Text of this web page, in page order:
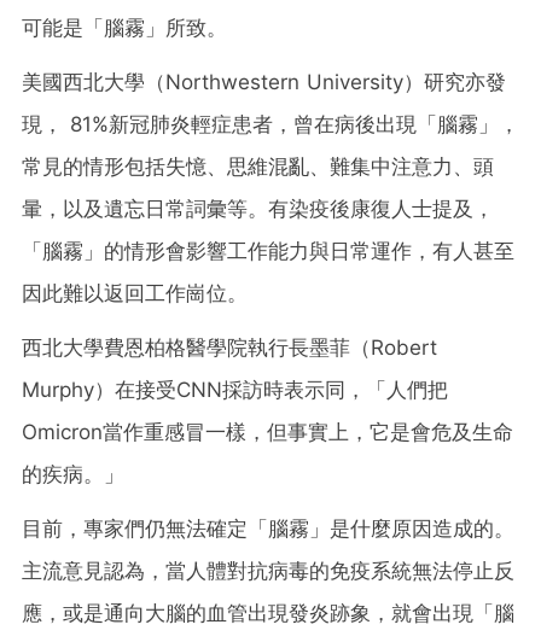
可能是「腦霧」所致。
美國西北大學（Northwestern University）研究亦發
現， 81%新冠肺炎輕症患者，曾在病後出現「腦霧」，
常見的情形包括失憶、思維混亂、難集中注意力、頭
暈，以及遺忘日常詞彙等。有染疫後康復人士提及，
「腦霧」的情形會影響工作能力與日常運作，有人甚至
因此難以返回工作崗位。
西北大學費恩柏格醫學院執行長墨菲（Robert
Murphy）在接受CNN採訪時表示同，「人們把
Omicron當作重感冒一樣，但事實上，它是會危及生命
的疾病。」
目前，專家們仍無法確定「腦霧」是什麼原因造成的。
主流意見認為，當人體對抗病毒的免疫系統無法停止反
應，或是通向大腦的血管出現發炎跡象，就會出現「腦